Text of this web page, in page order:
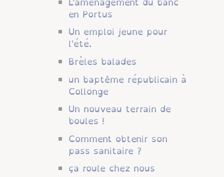
en Portus
Un emploi jeune pour
l'été.
Brèles balades
un baptême républicain à
Collonge
Un nouveau terrain de
boules !
Comment obtenir son
pass sanitaire ?
ça roule chez nous